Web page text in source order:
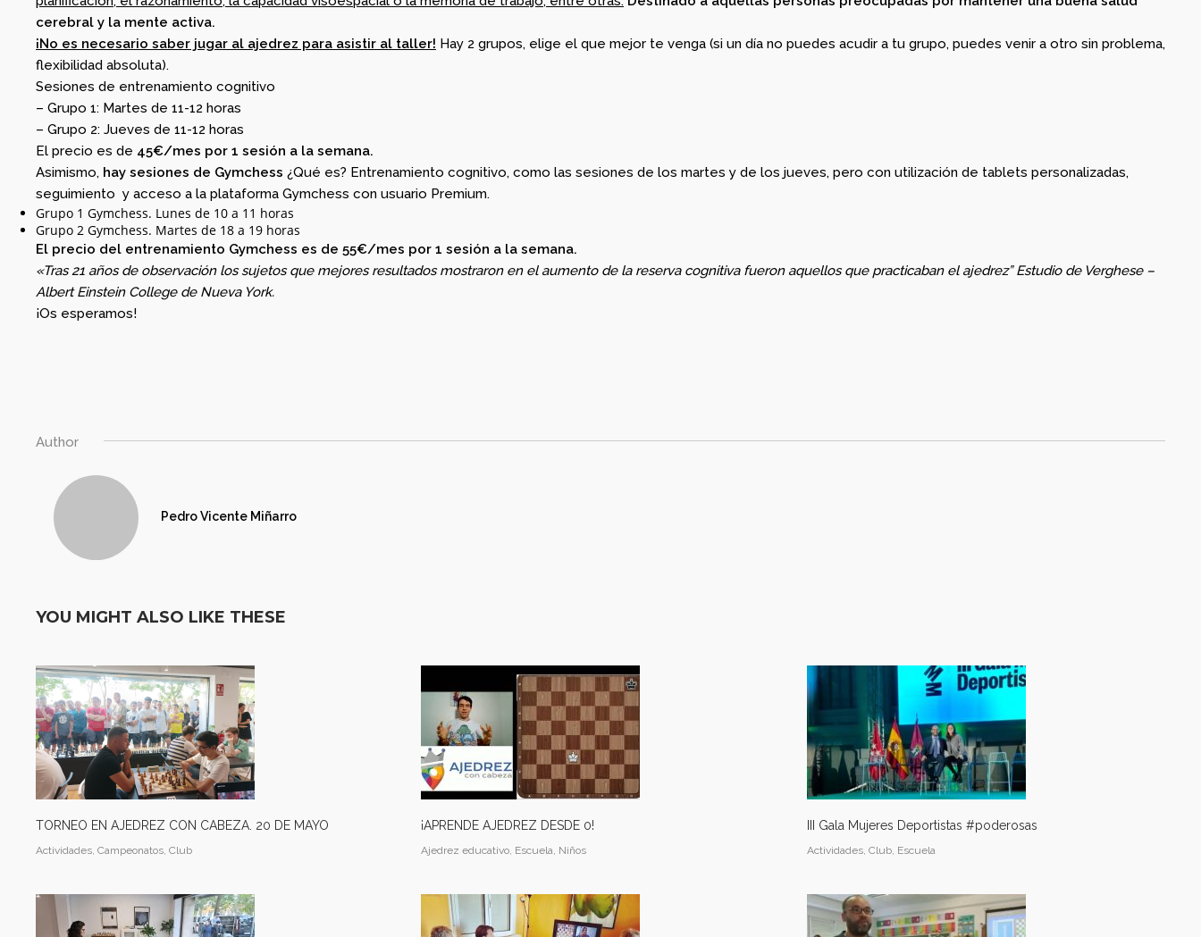
MAYO
DE MARZO.
cerebral y la mente activa.
¡No es necesario saber jugar al ajedrez para asistir al taller! Hay 2 grupos, elige el que mejor te venga (si un día no puedes acudir a tu grupo, puedes venir a otro sin problema,
flexibilidad absoluta).
Sesiones de entrenamiento cognitivo
– Grupo 1: Martes de 11-12 horas
– Grupo 2: Jueves de 11-12 horas
El precio es de 45€/mes por 1 sesión a la semana.
Asimismo, hay sesiones de Gymchess ¿Qué es? Entrenamiento cognitivo, como las sesiones de los martes y de los jueves, pero con utilización de tablets personalizadas,
seguimiento y acceso a la plataforma Gymchess con usuario Premium.
Grupo 1 Gymchess. Lunes de 10 a 11 horas
Grupo 2 Gymchess. Martes de 18 a 19 horas
El precio del entrenamiento Gymchess es de 55€/mes por 1 sesión a la semana.
«Tras 21 años de observación los sujetos que mejores resultados mostraron en el aumento de la reserva cognitiva fueron aquellos que practicaban el ajedrez” Estudio de Verghese –
Albert Einstein College de Nueva York.
¡Os esperamos!
Author
Pedro Vicente Miñarro
YOU MIGHT ALSO LIKE THESE
TORNEO EN AJEDREZ CON CABEZA. 20 DE MAYO
Actividades, Campeonatos, Club
¡APRENDE AJEDREZ DESDE 0!
Ajedrez educativo, Escuela, Niños
III Gala Mujeres Deportistas #poderosas
Actividades, Club, Escuela